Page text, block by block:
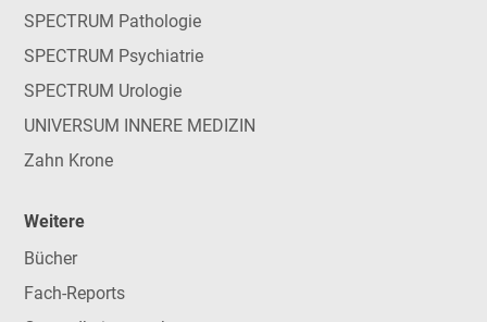
SPECTRUM Pathologie
SPECTRUM Psychiatrie
SPECTRUM Urologie
UNIVERSUM INNERE MEDIZIN
Zahn Krone
Weitere
Bücher
Fach-Reports